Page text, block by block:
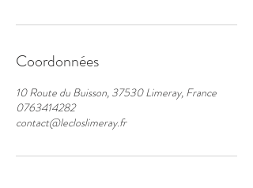
Coordonnées
10 Route du Buisson, 37530 Limeray, France
0763414282
contact@lecloslimeray.fr